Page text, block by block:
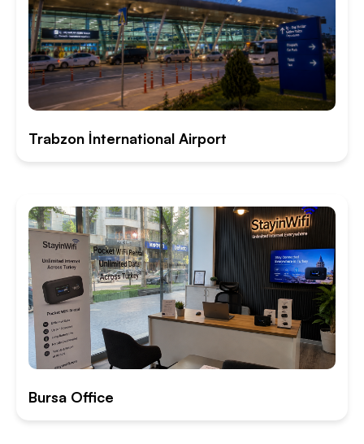
Trabzon İnternational Airport
Bursa Office